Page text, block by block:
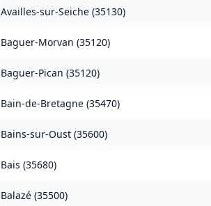
Availles-sur-Seiche (35130)
Baguer-Morvan (35120)
Baguer-Pican (35120)
Bain-de-Bretagne (35470)
Bains-sur-Oust (35600)
Bais (35680)
Balazé (35500)